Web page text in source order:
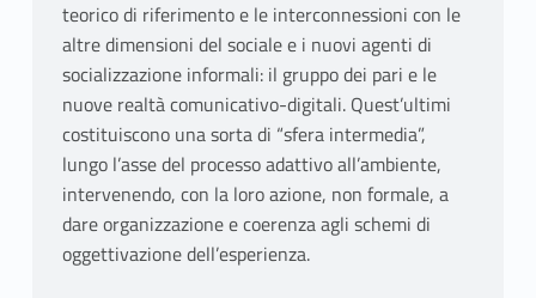
teorico di riferimento e le interconnessioni con le
altre dimensioni del sociale e i nuovi agenti di
socializzazione informali: il gruppo dei pari e le
nuove realtà comunicativo-digitali. Quest’ultimi
costituiscono una sorta di “sfera intermedia”,
lungo l’asse del processo adattivo all’ambiente,
intervenendo, con la loro azione, non formale, a
dare organizzazione e coerenza agli schemi di
oggettivazione dell’esperienza.